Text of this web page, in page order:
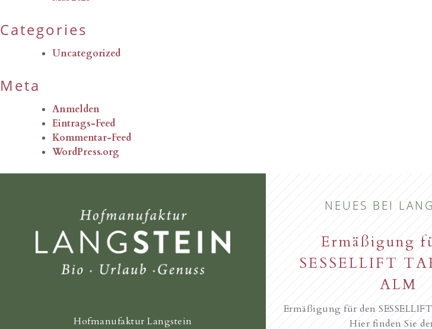
Categories
Uncategorized
Meta
Anmelden
Eintrags-Feed
Kommentar-Feed
WordPress.org
Hofmanufaktur Langstein
NEUES BEI
Ermäßigung
SESSELLIFT
ALM
Ermäßigung für den
Hier finden Sie